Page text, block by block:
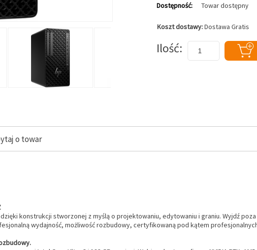
Dostępność: Towar dostępny
Koszt dostawy:Dostawa Gratis
Ilość
o towar
konstrukcji stworzonej z myślą o projektowaniu, edytowaniu i graniu. Wyjdź
wydajność, możliwość rozbudowy, certyfikowaną pod kątem